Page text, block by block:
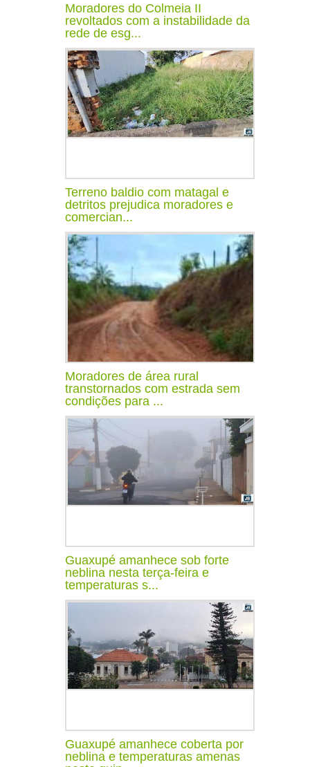
Moradores do Colmeia II
revoltados com a instabilidade da
rede de esg...
Terreno baldio com matagal e
detritos prejudica moradores e
comercian...
Moradores de área rural
transtornados com estrada sem
condições para ...
Guaxupé amanhece sob forte
neblina nesta terça-feira e
temperaturas s...
Guaxupé amanhece coberta por
neblina e temperaturas amenas